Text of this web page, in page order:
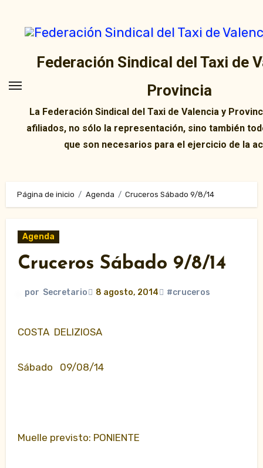
contenido
Federación Sindical del Taxi de
Provincia
La Federación Sindical del Taxi de Valencia y
afiliados, no sólo la representación, sino también
que son necesarios para el ejercicio de la
Página de inicio Agenda Cruceros Sábado 9/8/14
Agenda
Cruceros Sábado 9/8/14
por Secretario 8 agosto, 2014 #cruceros
COSTA DELIZIOSA
Sábado 09/08/14
Muelle previsto: PONIENTE